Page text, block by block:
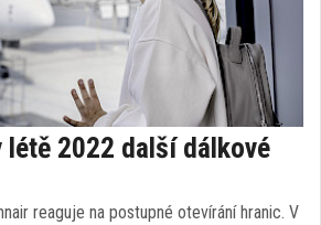
létě 2022 další dálkové
reaguje na postupné otevírání hranic. V